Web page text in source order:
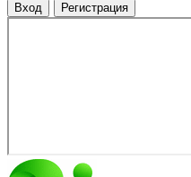
Вход Регистрация